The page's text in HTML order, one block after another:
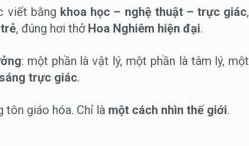
— Khi pháp giới trở thành đời sống
HOA NGHIÊM THẾ KỶ 21 Tập I: CHƯƠNG 20
giới
viết bằng khoa học – nghệ thuật – trực giác,
, đúng hơi thở Hoa Nghiêm hiện đại.
: một phần là vật lý, một phần là tâm lý, một
trực giác.
tôn giáo hóa. Chỉ là một cách nhìn thế giới.